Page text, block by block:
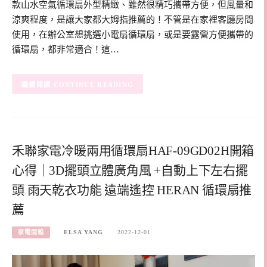
款山水空氣循環扇外型精緻、雖然很精巧攜帶方便，但風量和
涼爽程度，是讓大家都大姆指推薦的！不管是在家裡客廳房間
使用，在辦公室想挑選小電扇循環扇，或是要露營方便攜帶的
循環扇，都非常適合！這…
CONTINUE READING
禾聯家電冷暖兩用循環扇HAF-09GD02H開箱
心得｜3D擺頭立體廣角風 +自動上下左右擺
頭 雨天乾衣功能 遠端遙控 HERAN 循環扇推
薦
家電開箱 ELSA YANG 2022-12-01